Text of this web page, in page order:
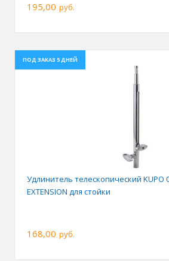
195,00 руб.
ПОД ЗАКАЗ 5 ДНЕЙ
Удлинитель телескопический KUPO
EXTENSION для стойки
168,00 руб.